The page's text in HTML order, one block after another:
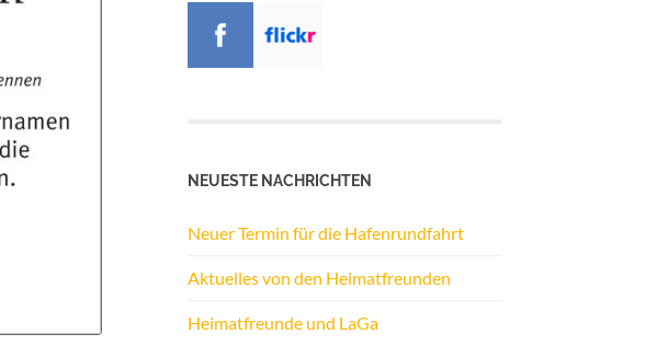
NEUESTE NACHRICHTEN
Neuer Termin für die Hafenrundfahrt
Aktuelles von den Heimatfreunden
Heimatfreunde und LaGa